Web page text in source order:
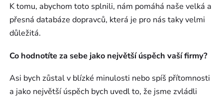
K tomu, abychom toto splnili, nám pomáhá naše velká a
přesná databáze dopravců, která je pro nás taky velmi
důležitá.
Co hodnotíte za sebe jako největší úspěch vaší firmy?
Asi bych zůstal v blízké minulosti nebo spíš přítomnosti
a jako největší úspěch bych uvedl to, že jsme zvládli